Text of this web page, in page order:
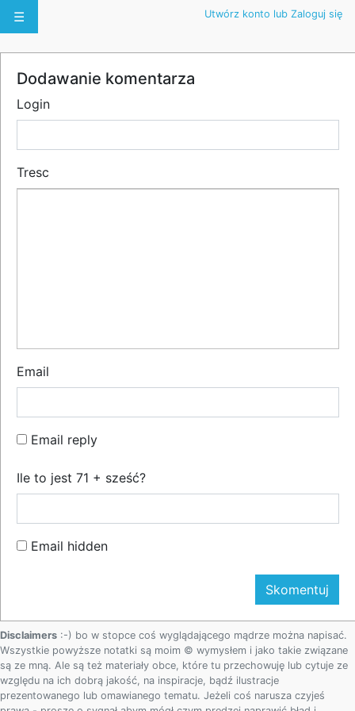
☰ Utwórz konto lub Zaloguj się
Dodawanie komentarza
Login
Tresc
Email
Email reply
Ile to jest 71 + sześć?
Email hidden
Disclaimers :-) bo w stopce coś wyglądającego mądrze można napisać.
Wszystkie powyższe notatki są moim © wymysłem i jako takie związane
są ze mną. Ale są też materiały obce, które tu przechowuję lub cytuje ze
względu na ich dobrą jakość, na inspiracje, bądź ilustracje
prezentowanego lub omawianego tematu. Jeżeli coś narusza czyjeś